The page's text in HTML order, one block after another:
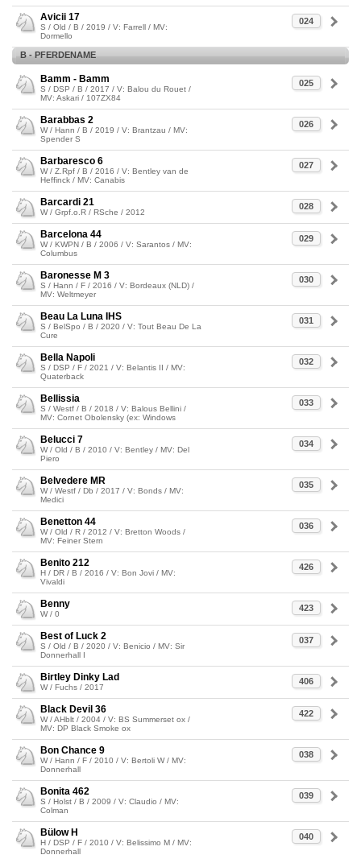
024
Avicii 17
S / Old / B / 2019 / V: Farrell / MV:
Dormello
B - PFERDENAME
025
Bamm - Bamm
S / DSP / B / 2017 / V: Balou du Rouet /
MV: Askari / 107ZX84
026
Barabbas 2
W / Hann / B / 2019 / V: Brantzau / MV:
Spender S
027
Barbaresco 6
W / Z.Rpf / B / 2016 / V: Bentley van de
Heffinck / MV: Canabis
028
Barcardi 21
W / Grpf.o.R / RSche / 2012
029
Barcelona 44
W / KWPN / B / 2006 / V: Sarantos / MV:
Columbus
030
Baronesse M 3
S / Hann / F / 2016 / V: Bordeaux (NLD) /
MV: Weltmeyer
031
Beau La Luna IHS
S / BelSpo / B / 2020 / V: Tout Beau De La
Cure
032
Bella Napoli
S / DSP / F / 2021 / V: Belantis II / MV:
Quaterback
033
Bellissia
S / Westf / B / 2018 / V: Balous Bellini /
MV: Cornet Obolensky (ex: Windows
034
Belucci 7
W / Old / B / 2010 / V: Bentley / MV: Del
Piero
035
Belvedere MR
W / Westf / Db / 2017 / V: Bonds / MV:
Medici
036
Benetton 44
W / Old / R / 2012 / V: Bretton Woods /
MV: Feiner Stern
426
Benito 212
H / DR / B / 2016 / V: Bon Jovi / MV:
Vivaldi
423
Benny
W / 0
037
Best of Luck 2
S / Old / B / 2020 / V: Benicio / MV: Sir
Donnerhall I
406
Birtley Dinky Lad
W / Fuchs / 2017
422
Black Devil 36
W / AHblt / 2004 / V: BS Summerset ox /
MV: DP Black Smoke ox
038
Bon Chance 9
W / Hann / F / 2010 / V: Bertoli W / MV:
Donnerhall
039
Bonita 462
S / Holst / B / 2009 / V: Claudio / MV:
Colman
040
Bülow H
H / DSP / F / 2010 / V: Belissimo M / MV:
Donnerhall